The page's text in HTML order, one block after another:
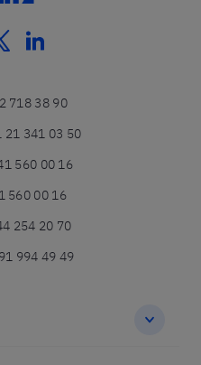
linkedin
718 38 90
21 341 03 50
560 00 16
560 00 16
254 20 70
994 49 49